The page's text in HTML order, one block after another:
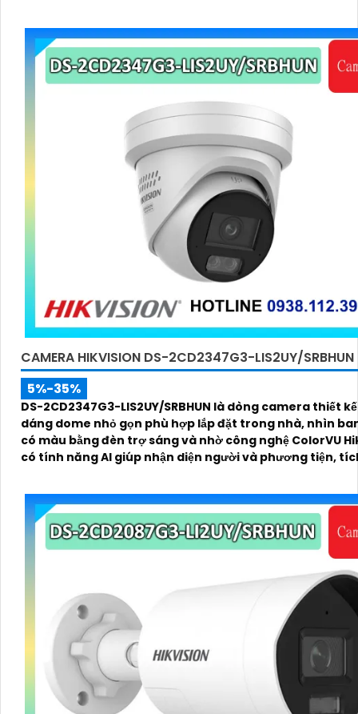
CAMERA HIKVISION DS-2CD2347G3-LIS2UY/SRBHUN
5%-35%
DS-2CD2347G3-LIS2UY/SRBHUN là dòng camera thiết
dáng dome nhỏ gọn phù hợp lắp đặt trong nhà, nhìn
có màu bằng đèn trợ sáng và nhờ công nghệ ColorVU
có tính năng AI giúp nhận diện người và phương tiện,